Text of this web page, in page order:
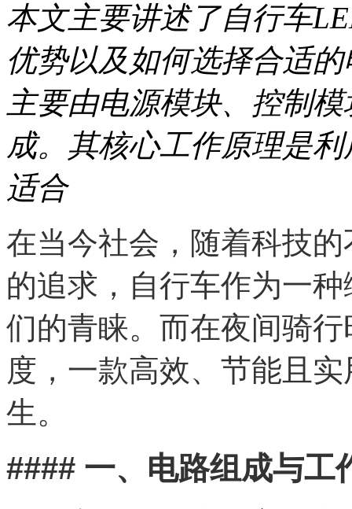
本文主要讲述了自行车
优势以及如何选择合适
主要由电源模块、控制
成。其核心工作原理是
适合
在当今社会，随着科技
的追求，自行车作为一
们的青睐。而在夜间骑
度，一款高效、节能且
生。
#### 一、电路组成与工